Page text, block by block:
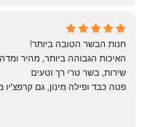
Annael Annael
8 months ago
חנות הבשר הטובה ביותר!
האיכות הגבוהה ביותר, מהיר
שירות, בשר טרי רך וטעים
פטה כבד ופילה מינון, גם קרפצ'יו